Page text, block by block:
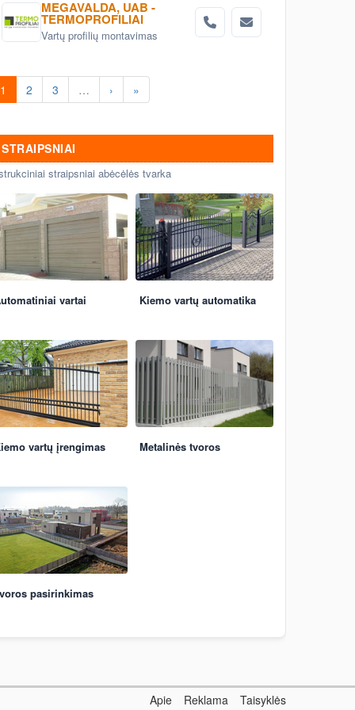
MEGAVALDA, UAB -
TERMOPROFILIAI
Vartų profilių montavimas
1 2 3 … › »
STRAIPSNIAI
straipsniai abėcėlės tvarka
vartai Kiemo vartų automatika
vartų įrengimas Metalinės tvoros
pasirinkimas
Apie Reklama Taisyklės